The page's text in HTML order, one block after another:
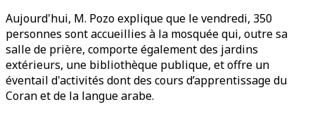
Aujourd'hui, M. Pozo explique que le vendredi, 350
personnes sont accueillies à la mosquée qui, outre sa
salle de prière, comporte également des jardins
extérieurs, une bibliothèque publique, et offre un
éventail d'activités dont des cours d’apprentissage du
Coran et de la langue arabe.